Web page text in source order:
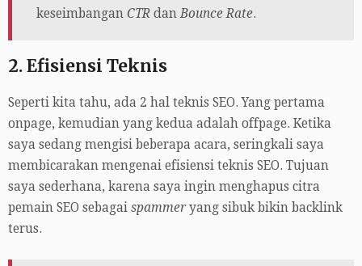
keseimbangan CTR danBounce Rate.
2. Efisiensi Teknis
Seperti kita tahu, ada 2 hal teknis SEO. Yang pertama
onpage, kemudian yang kedua adalah offpage. Ketika
saya sedang mengisi beberapa acara, seringkali saya
membicarakan mengenai efisiensi teknis SEO. Tujuan
saya sederhana, karena saya ingin menghapus citra
pemain SEO sebagai spammeryang sibuk bikin backlink
terus.